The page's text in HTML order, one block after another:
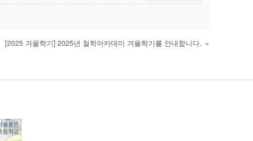
[2025 겨울학기] 2025년 철학아카데미 겨울학기를 안내합니다. »